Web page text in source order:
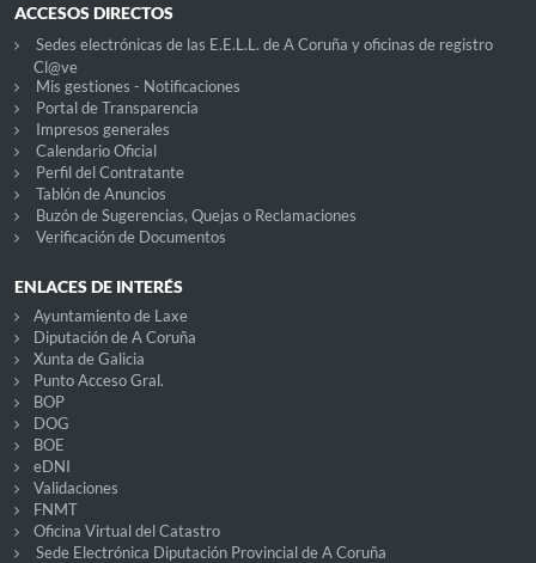
ACCESOS DIRECTOS
Sedes electrónicas de las E.E.L.L. de A Coruña y oficinas de registro
Cl@ve
Mis gestiones - Notificaciones
Portal de Transparencia
Impresos generales
Calendario Oficial
Perfil del Contratante
Tablón de Anuncios
Buzón de Sugerencias, Quejas o Reclamaciones
Verificación de Documentos
ENLACES DE INTERÉS
Ayuntamiento de Laxe
Diputación de A Coruña
Xunta de Galicia
Punto Acceso Gral.
BOP
DOG
BOE
eDNI
Validaciones
FNMT
Oficina Virtual del Catastro
Sede Electrónica Diputación Provincial de A Coruña